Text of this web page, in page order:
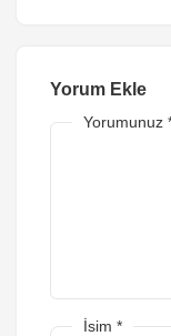
Yorum Ekle
Yorumunuz
İsim *